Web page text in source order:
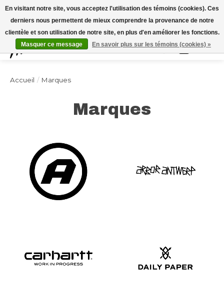
Expédition sous 48h / Livraison gratuite dès 150€ d'achats / -10% avec le code
"4MILKZOO"
Liste de
Panier
Accueil / Marques
Marques
En visitant notre site, vous acceptez l'utilisation des témoins (cookies). Ces
derniers nous permettent de mieux comprendre la provenance de notre
clientèle et son utilisation de notre site, en plus d'en améliorer les fonctions.
Masquer ce message
En savoir plus sur les témoins (cookies) »